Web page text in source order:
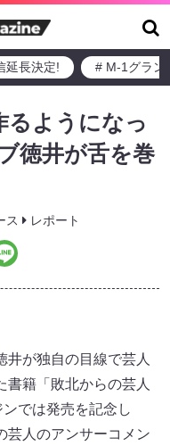
延長決定! # M-1グラン
るようになっ
徳井が舌を巻
ス レポート
井が独自の目線で芸人
書籍「敗北からの芸人
では発売を記念し
芸人のアンサーコメン